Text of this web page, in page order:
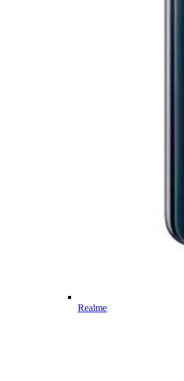
Realme